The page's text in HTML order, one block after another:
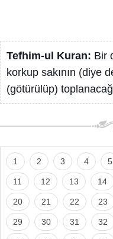
Tefhim-ul Kuran: Bir
korkup sakının (diye
(götürülüp)
1 2 3 4 5
11 12 13 14
20 21 22 23
29 30 31 32